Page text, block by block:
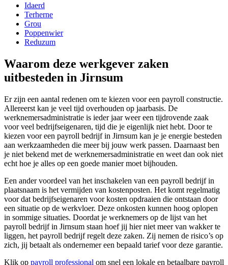
Idaerd
Terherne
Grou
Poppenwier
Reduzum
Waarom deze werkgever zaken
uitbesteden in Jirnsum
Er zijn een aantal redenen om te kiezen voor een payroll constructie.
Allereerst kan je veel tijd overhouden op jaarbasis. De
werknemersadministratie is ieder jaar weer een tijdrovende zaak
voor veel bedrijfseigenaren, tijd die je eigenlijk niet hebt. Door te
kiezen voor een payroll bedrijf in Jirnsum kan je je energie besteden
aan werkzaamheden die meer bij jouw werk passen. Daarnaast ben
je niet bekend met de werknemersadministratie en weet dan ook niet
echt hoe je alles op een goede manier moet bijhouden.
Een ander voordeel van het inschakelen van een payroll bedrijf in
plaatsnaam is het vermijden van kostenposten. Het komt regelmatig
voor dat bedrijfseigenaren voor kosten opdraaien die ontstaan door
een situatie op de werkvloer. Deze onkosten kunnen hoog oplopen
in sommige situaties. Doordat je werknemers op de lijst van het
payroll bedrijf in Jirnsum staan hoef jij hier niet meer van wakker te
liggen, het payroll bedrijf regelt deze zaken. Zij nemen de risico’s op
zich, jij betaalt als ondernemer een bepaald tarief voor deze garantie.
Klik op payroll professional om snel een lokale en betaalbare payroll